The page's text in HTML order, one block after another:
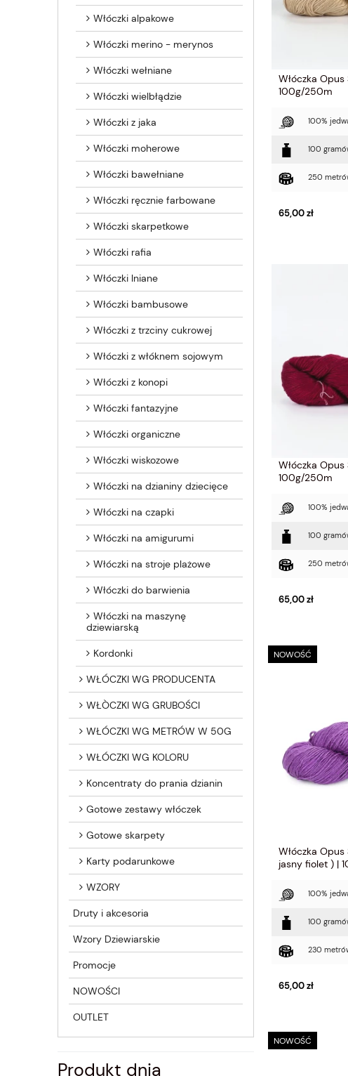
Włóczki alpakowe
Włóczki merino - merynos
Włóczki wełniane
Włóczki wielbłądzie
Włóczki z jaka
Włóczki moherowe
Włóczki bawełniane
Włóczki ręcznie farbowane
Włóczki skarpetkowe
Włóczki rafia
Włóczki lniane
Włóczki bambusowe
Włóczki z trzciny cukrowej
Włóczki z włóknem sojowym
Włóczki z konopi
Włóczki fantazyjne
Włóczki organiczne
Włóczki wiskozowe
Włóczki na dzianiny dziecięce
Włóczki na czapki
Włóczki na amigurumi
Włóczki na stroje plażowe
Włóczki do barwienia
Włóczki na maszynę
dziewiarską
Kordonki
WŁÓCZKI WG PRODUCENTA
WŁÒCZKI WG GRUBOŚCI
WŁÓCZKI WG METRÓW W 50G
WŁÓCZKI WG KOLORU
Koncentraty do prania dzianin
Gotowe zestawy włóczek
Gotowe skarpety
Karty podarunkowe
WZORY
Druty i akcesoria
Wzory Dziewiarskie
Promocje
NOWOŚCI
OUTLET
Produkt dnia
Włóczka
100g/250m
100%
100
250
65,00 zł
Włóczka
100g/250m
100%
100
250
65,00 zł
Włóczka
jasny fiolet ) |
100%
100
230
65,00 zł
NOWOŚĆ
NOWOŚĆ